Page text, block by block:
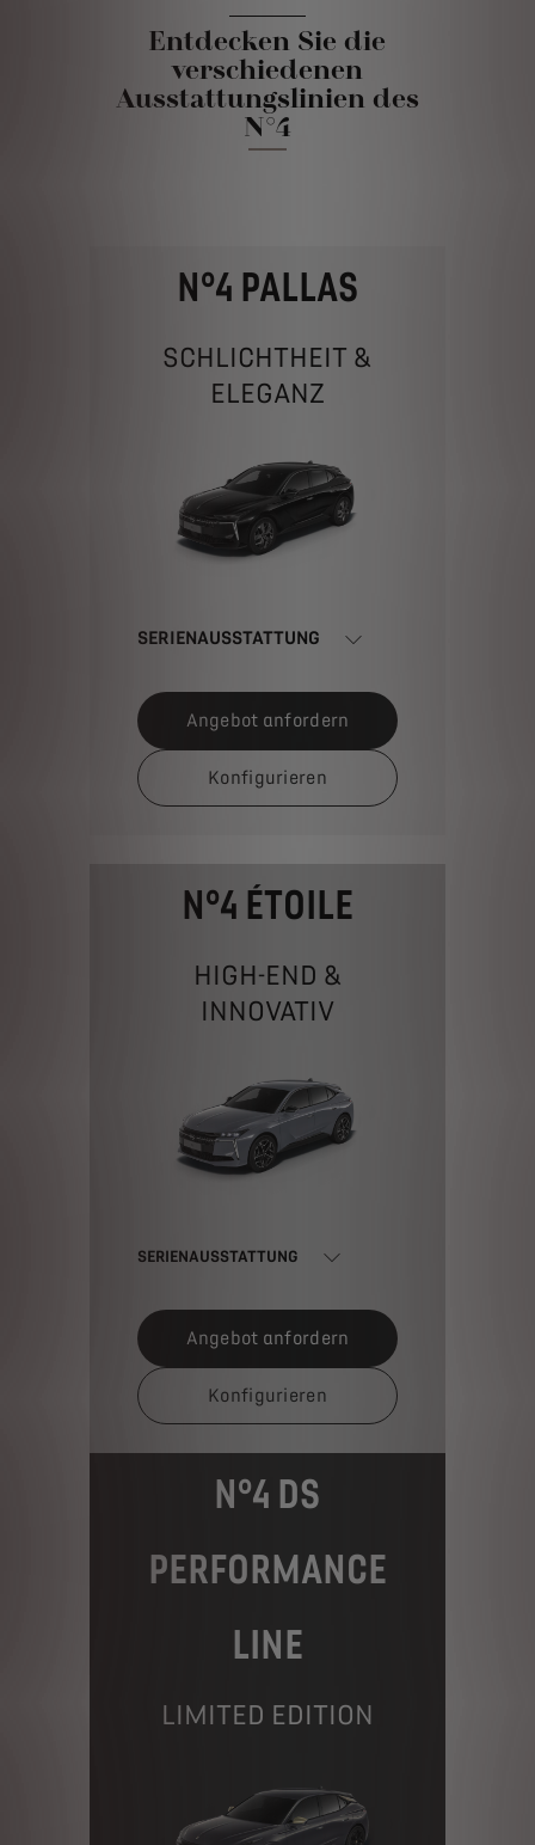
Entdecken Sie die
verschiedenen
Ausstattungslinien des
N°4
N°4 PALLAS
SCHLICHTHEIT &
ELEGANZ
SERIENAUSSTATTUNG
Angebot anfordern
Konfigurieren
N°4 ÉTOILE
HIGH-END &
INNOVATIV
SERIENAUSSTATTUNG
Angebot anfordern
Konfigurieren
N°4 DS
PERFORMANCE
LINE
LIMITED EDITION